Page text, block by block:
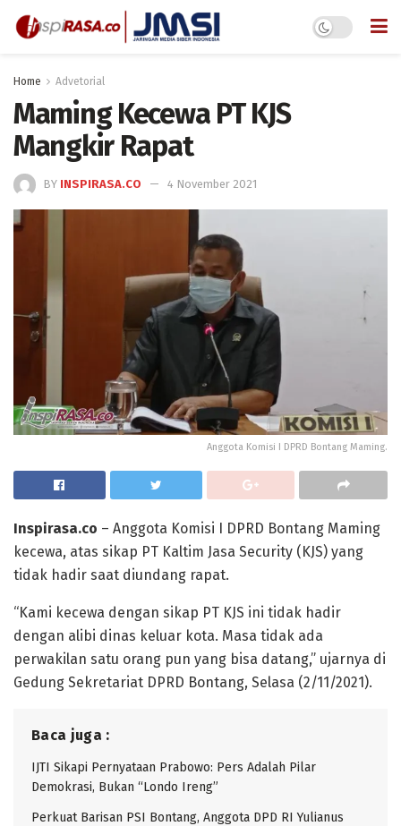
Home Advetorial
Maming Kecewa PT KJS
Mangkir Rapat
BY INSPIRASA.CO 4 November 2021
Anggota Komisi I DPRD Bontang Maming.
Inspirasa.co – Anggota Komisi I DPRD Bontang Maming
kecewa, atas sikap PT Kaltim Jasa Security (KJS) yang
tidak hadir saat diundang rapat.
“Kami kecewa dengan sikap PT KJS ini tidak hadir
dengan alibi dinas keluar kota. Masa tidak ada
perwakilan satu orang pun yang bisa datang,” ujarnya di
Gedung Sekretariat DPRD Bontang, Selasa (2/11/2021).
Baca juga :
IJTI Sikapi Pernyataan Prabowo: Pers Adalah Pilar
Demokrasi, Bukan “Londo Ireng”
Perkuat Barisan PSI Bontang, Anggota DPD RI Yulianus